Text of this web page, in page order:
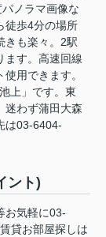
ノラマ画像な
徒歩4分の場所
きも楽々。2駅
ます。高速回線
用できます。
上」です。東
迷わず蒲田大森
は03-6404-
ント)
お気軽に03-
貸お部屋探しは